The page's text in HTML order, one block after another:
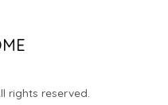
rights reserved.